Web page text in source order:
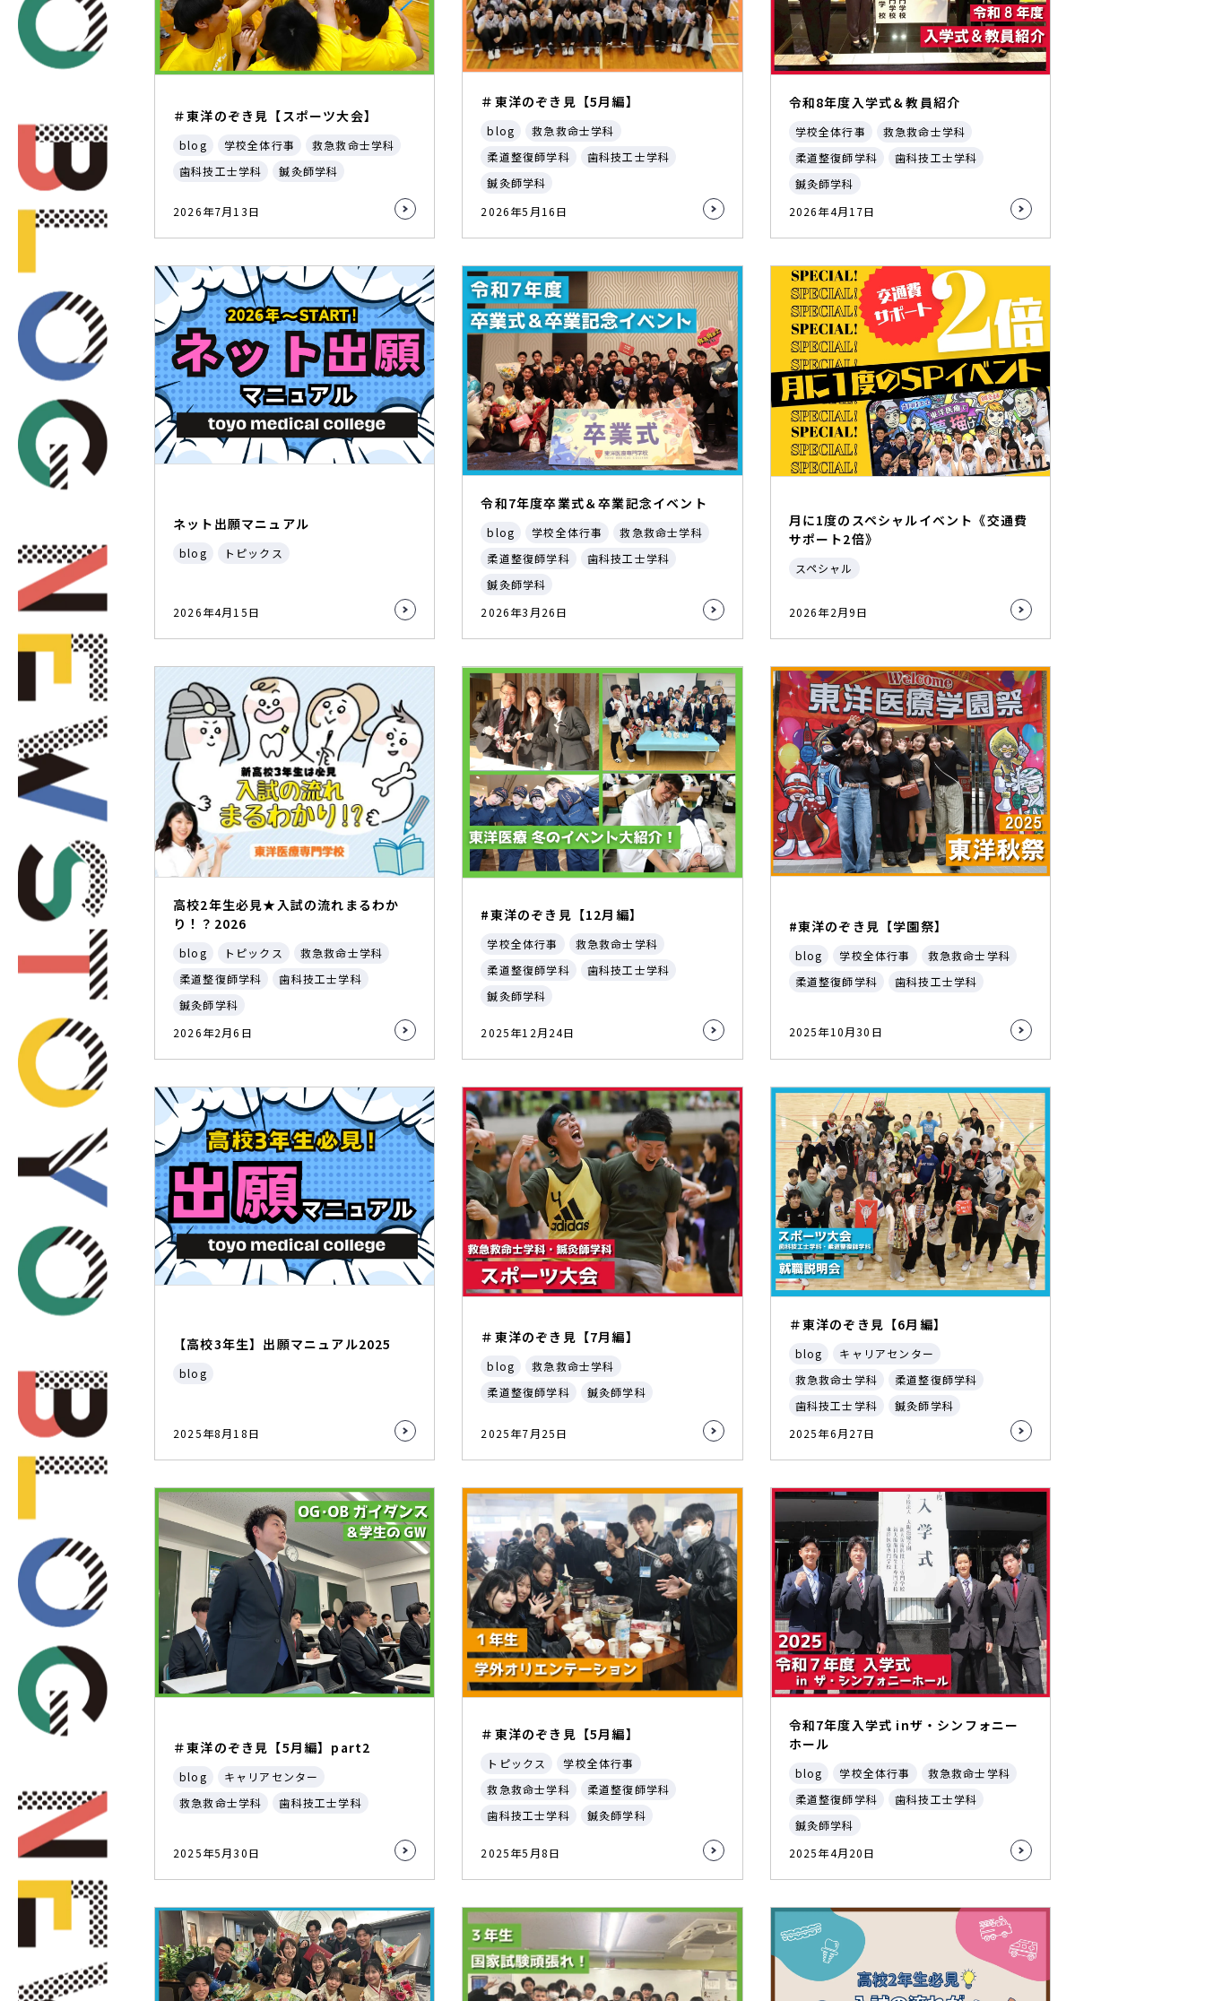
＃東洋のぞき見【スポーツ大会】
blog 学校全体行事
救急救命士学科
歯科技工士学科
鍼灸師学科
2026年7月13日
＃東洋のぞき見【5月編】
blog
救急救命士学科
柔道整復師学科
歯科技工士学科
鍼灸師学科
2026年5月16日
令和8年度入学式＆教員紹介
学校全体行事
救急救命士学科
柔道整復師学科
歯科技工士学科
鍼灸師学科
2026年4月17日
ネット出願マニュアル
blog トピックス
2026年4月15日
令和7年度卒業式＆卒業記念イベント
blog 学校全体行事
救急救命士学科
柔道整復師学科
歯科技工士学科
鍼灸師学科
2026年3月26日
月に1度のスペシャルイベント《交通費
サポート2倍》
スペシャル
2026年2月9日
高校2年生必見★入試の流れまるわか
り！？2026
blog トピックス
救急救命士学科
柔道整復師学科
歯科技工士学科
鍼灸師学科
2026年2月6日
#東洋のぞき見【12月編】
学校全体行事
救急救命士学科
柔道整復師学科
歯科技工士学科
鍼灸師学科
2025年12月24日
#東洋のぞき見【学園祭】
blog 学校全体行事
救急救命士学科
柔道整復師学科
歯科技工士学科
2025年10月30日
【高校3年生】出願マニュアル2025
blog
2025年8月18日
＃東洋のぞき見【7月編】
blog
救急救命士学科
柔道整復師学科
鍼灸師学科
2025年7月25日
＃東洋のぞき見【6月編】
blog
キャリアセンター
救急救命士学科
柔道整復師学科
歯科技工士学科
鍼灸師学科
2025年6月27日
＃東洋のぞき見【5月編】part2
blog
キャリアセンター
救急救命士学科
歯科技工士学科
2025年5月30日
＃東洋のぞき見【5月編】
トピックス
学校全体行事
救急救命士学科
柔道整復師学科
歯科技工士学科
鍼灸師学科
2025年5月8日
令和7年度入学式 inザ・シンフォニー
ホール
blog 学校全体行事
救急救命士学科
柔道整復師学科
歯科技工士学科
鍼灸師学科
2025年4月20日